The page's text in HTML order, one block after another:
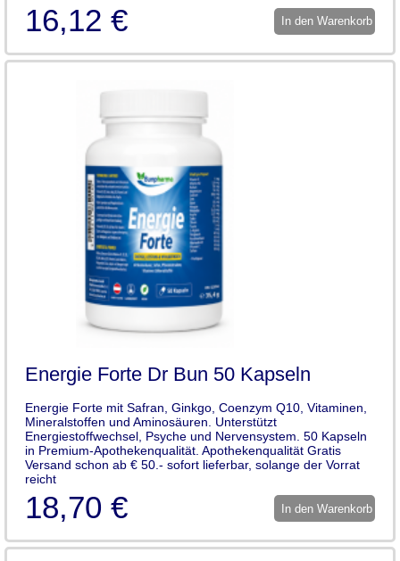
16,12 € In den Warenkorb
Energie Forte Dr Bun 50 Kapseln
Energie Forte mit Safran, Ginkgo, Coenzym Q10, Vitaminen,
Mineralstoffen und Aminosäuren. Unterstützt
Energiestoffwechsel, Psyche und Nervensystem. 50 Kapseln
in Premium-Apothekenqualität. Apothekenqualität Gratis
Versand schon ab € 50.- sofort lieferbar, solange der Vorrat
reicht
18,70 € In den Warenkorb